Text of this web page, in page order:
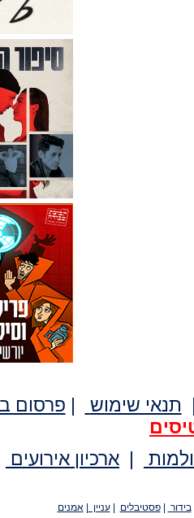
תנאי שימוש | פרסום
| ארכיון אירועים
בידור |פסטיבלים |עניין |אמנים